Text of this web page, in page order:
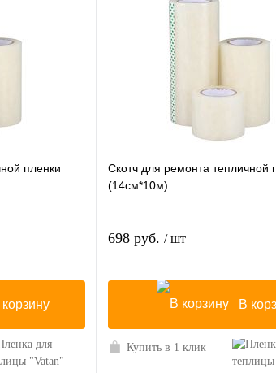
пленки
Скотч для ремонта тепличной
(14см*10м)
698 руб. / шт
В
Купить в 1 клик